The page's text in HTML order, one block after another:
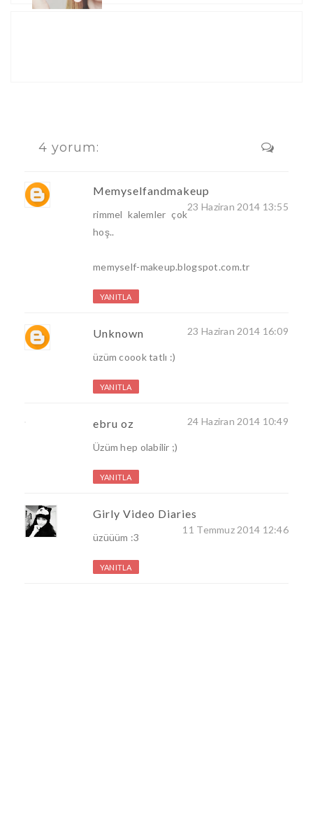
4 yorum:
Memyselfandmakeup
23 Haziran 2014 13:55
rimmel kalemler çok
hoş..
memyself-makeup.blogspot.com.tr
YANITLA
Unknown 23 Haziran 2014 16:09
üzüm coook tatlı :)
YANITLA
ebru oz 24 Haziran 2014 10:49
Üzüm hep olabilir ;)
YANITLA
Girly Video Diaries
11 Temmuz 2014 12:46
üzüüüm :3
YANITLA